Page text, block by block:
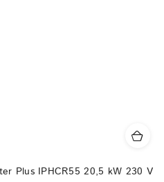
Plus IPHCR55 20,5 kW 230 V